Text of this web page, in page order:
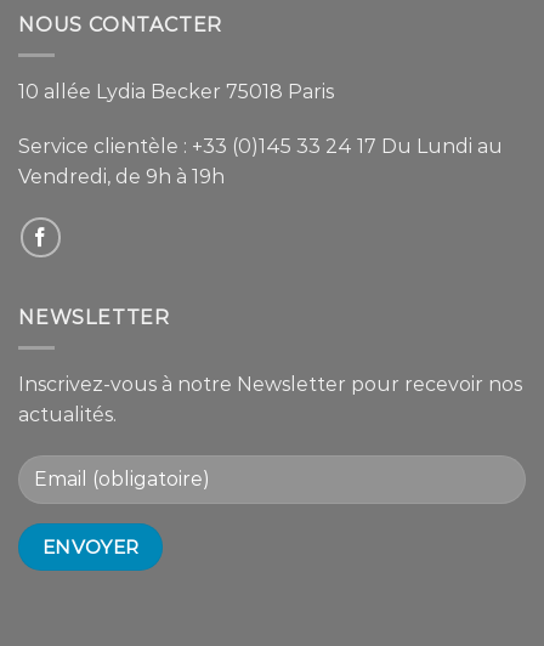
NOUS CONTACTER
10 allée Lydia Becker 75018 Paris
Service clientèle : +33 (0)145 33 24 17 Du Lundi au
Vendredi, de 9h à 19h
NEWSLETTER
Inscrivez-vous à notre Newsletter pour recevoir nos
actualités.